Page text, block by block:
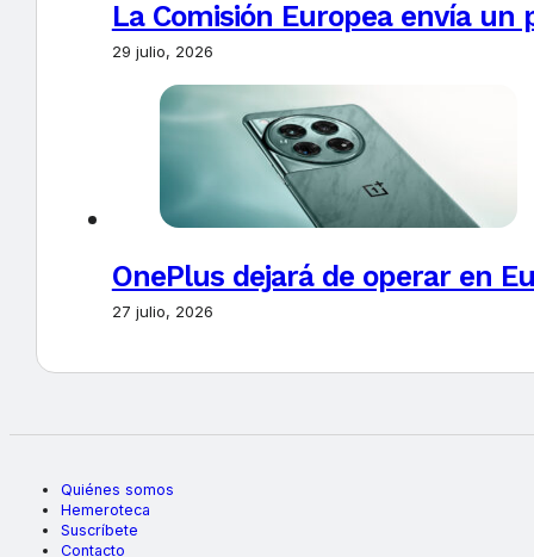
La Comisión Europea envía un
29 julio, 2026
OnePlus dejará de operar en
27 julio, 2026
Quiénes somos
Hemeroteca
Suscríbete
Contacto